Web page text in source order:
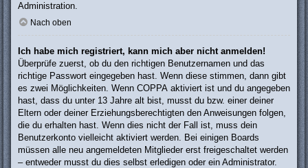
Administration.
Nach oben
Ich habe mich registriert, kann mich aber nicht anmelden!
Überprüfe zuerst, ob du den richtigen Benutzernamen und das
richtige Passwort eingegeben hast. Wenn diese stimmen, dann gibt
es zwei Möglichkeiten. Wenn COPPA aktiviert ist und du angegeben
hast, dass du unter 13 Jahre alt bist, musst du bzw. einer deiner
Eltern oder deiner Erziehungsberechtigten den Anweisungen folgen,
die du erhalten hast. Wenn dies nicht der Fall ist, muss dein
Benutzerkonto vielleicht aktiviert werden. Bei einigen Boards
müssen alle neu angemeldeten Mitglieder erst freigeschaltet werden
– entweder musst du dies selbst erledigen oder ein Administrator.